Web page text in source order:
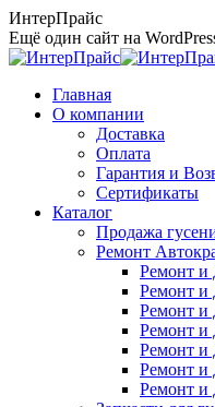
Перейти
к
содержанию
ИнтерПрайс
Ещё один сайт на
Главная
О компании
Доставка
Оплата
Гарантия и
Сертификаты
Каталог
Продажа
Ремонт
Ремонт и
Ремонт и
Ремонт и
Ремонт и
Ремонт и
Ремонт и
Ремонт и